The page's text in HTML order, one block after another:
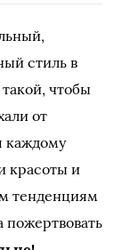
стиль в
чтобы
от
каждому
красоты и
тенденциям
пожертвовать